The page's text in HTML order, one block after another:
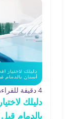
4 دقيقة للقراءة
دليلك
بالدمام